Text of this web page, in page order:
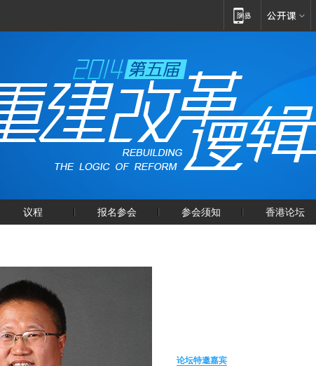
议程 报名参会 参会须知 香港论坛
论坛特邀嘉宾